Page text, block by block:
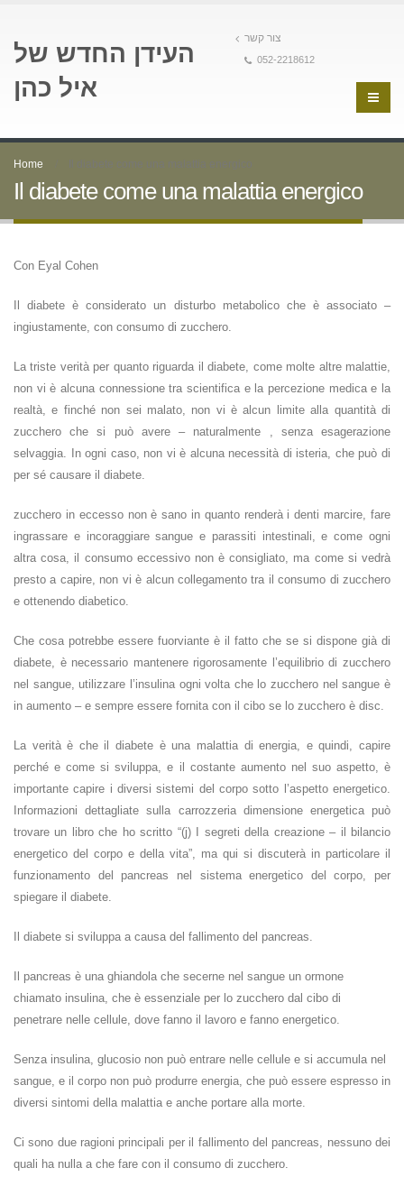
העידן החדש של
איל כהן
צור קשר
052-2218612
Home Il diabete come una malattia energico
Il diabete come una malattia energico
Con Eyal Cohen
Il diabete è considerato un disturbo metabolico che è associato –
ingiustamente, con consumo di zucchero.
La triste verità per quanto riguarda il diabete, come molte altre malattie,
non vi è alcuna connessione tra scientifica e la percezione medica e la
realtà, e finché non sei malato, non vi è alcun limite alla quantità di
zucchero che si può avere – naturalmente , senza esagerazione
selvaggia. In ogni caso, non vi è alcuna necessità di isteria, che può di
per sé causare il diabete.
zucchero in eccesso non è sano in quanto renderà i denti marcire, fare
ingrassare e incoraggiare sangue e parassiti intestinali, e come ogni
altra cosa, il consumo eccessivo non è consigliato, ma come si vedrà
presto a capire, non vi è alcun collegamento tra il consumo di zucchero
e ottenendo diabetico.
Che cosa potrebbe essere fuorviante è il fatto che se si dispone già di
diabete, è necessario mantenere rigorosamente l’equilibrio di zucchero
nel sangue, utilizzare l’insulina ogni volta che lo zucchero nel sangue è
in aumento – e sempre essere fornita con il cibo se lo zucchero è disc.
La verità è che il diabete è una malattia di energia, e quindi, capire
perché e come si sviluppa, e il costante aumento nel suo aspetto, è
importante capire i diversi sistemi del corpo sotto l’aspetto energetico.
Informazioni dettagliate sulla carrozzeria dimensione energetica può
trovare un libro che ho scritto “(j) I segreti della creazione – il bilancio
energetico del corpo e della vita”, ma qui si discuterà in particolare il
funzionamento del pancreas nel sistema energetico del corpo, per
spiegare il diabete.
Il diabete si sviluppa a causa del fallimento del pancreas.
Il pancreas è una ghiandola che secerne nel sangue un ormone
chiamato insulina, che è essenziale per lo zucchero dal cibo di
penetrare nelle cellule, dove fanno il lavoro e fanno energetico.
Senza insulina, glucosio non può entrare nelle cellule e si accumula nel
sangue, e il corpo non può produrre energia, che può essere espresso in
diversi sintomi della malattia e anche portare alla morte.
Ci sono due ragioni principali per il fallimento del pancreas, nessuno dei
quali ha nulla a che fare con il consumo di zucchero.